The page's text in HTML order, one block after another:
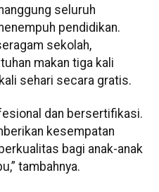
seluruh
pendidikan.
sekolah,
makan tiga kali
sehari secara gratis.
dan bersertifikasi.
kesempatan
bagi anak-anak
tambahnya.